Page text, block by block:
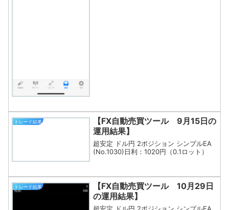
トレード結果
【FX自動売買ツール 9月15日の
運用結果】
超安定 ドル円 2ポジション シンプルEA
(No.1030)日利：1020円（0.1ロット）
トレード結果
【FX自動売買ツール 10月29日
の運用結果】